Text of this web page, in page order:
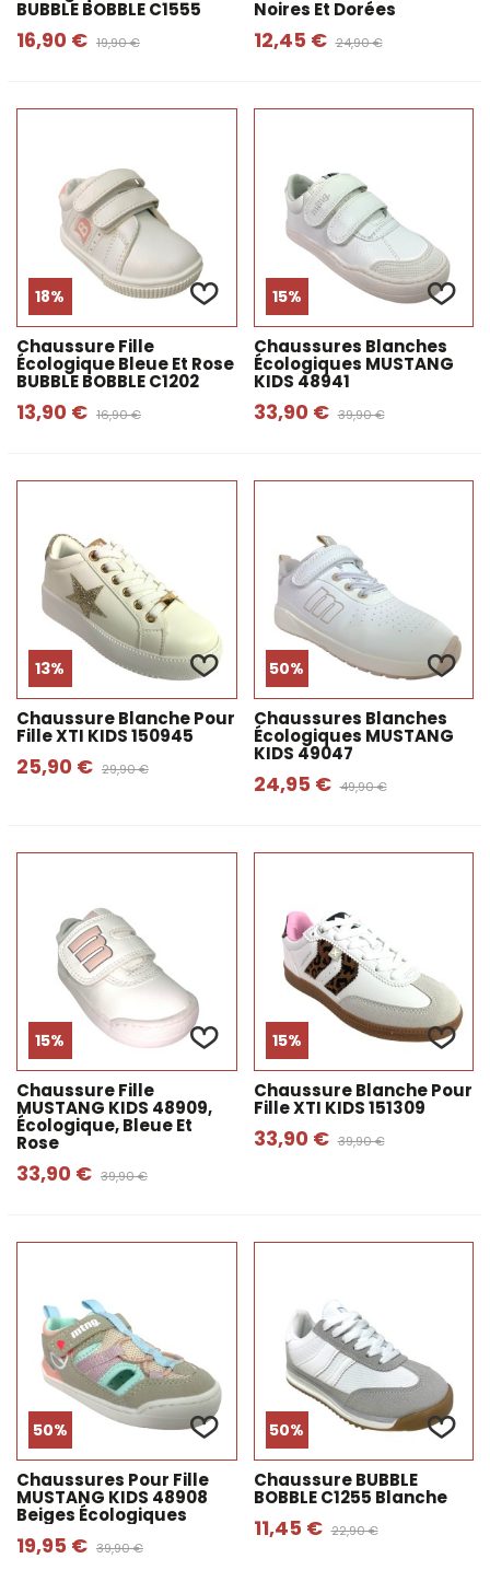
BUBBLE BOBBLE C1555
16,90 € 19,90 €
Noires Et Dorées
12,45 € 24,90 €
18%
Chaussure Fille
Écologique Bleue Et Rose
BUBBLE BOBBLE C1202
13,90 € 16,90 €
15%
Chaussures Blanches
Écologiques MUSTANG
KIDS 48941
33,90 € 39,90 €
13%
Chaussure Blanche Pour
Fille XTI KIDS 150945
25,90 € 29,90 €
50%
Chaussures Blanches
Écologiques MUSTANG
KIDS 49047
24,95 € 49,90 €
15%
Chaussure Fille
MUSTANG KIDS 48909,
Écologique, Bleue Et
Rose
33,90 € 39,90 €
15%
Chaussure Blanche Pour
Fille XTI KIDS 151309
33,90 € 39,90 €
50%
Chaussures Pour Fille
MUSTANG KIDS 48908
Beiges Écologiques
19,95 € 39,90 €
50%
Chaussure BUBBLE
BOBBLE C1255 Blanche
11,45 € 22,90 €